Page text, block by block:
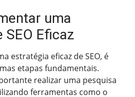
uma
SEO Eficaz
estratégia eficaz de SEO, é
etapas fundamentais.
realizar uma pesquisa
ferramentas como o